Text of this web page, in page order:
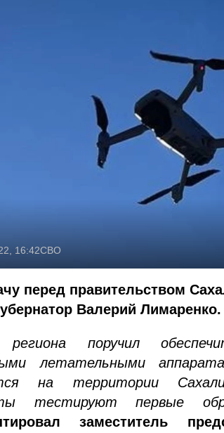
16:42СВО
перед правительством
Валерий Лимаренко.
поручил
летательными
на территории
тестируют первые
заместитель